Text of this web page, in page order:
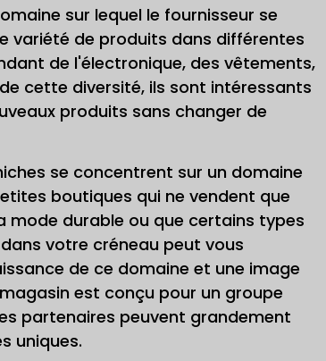
sur lequel le fournisseur se
variété de produits dans différentes
de l'électronique, des vêtements,
cette diversité, ils sont intéressants
produits sans changer de
se concentrent sur un domaine
boutiques qui ne vendent que
mode durable ou que certains types
votre créneau peut vous
de ce domaine et une image
est conçu pour un groupe
partenaires peuvent grandement
uniques.